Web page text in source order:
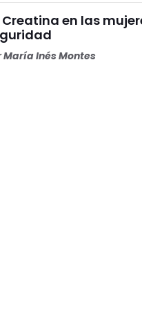
Creatina en las
María Inés Montes